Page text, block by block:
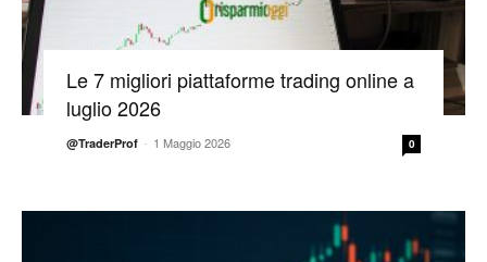
Le 7 migliori piattaforme trading online a
luglio 2026
@TraderProf - 1 Maggio 2026 0